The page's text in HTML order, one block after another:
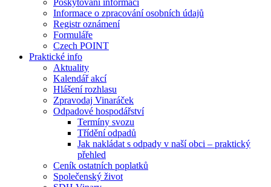
Poskytování informací
Informace o zpracování osobních údajů
Registr oznámení
Formuláře
Czech POINT
Praktické info
Aktuality
Kalendář akcí
Hlášení rozhlasu
Zpravodaj Vinaráček
Odpadové hospodářství
Termíny svozu
Třídění odpadů
Jak nakládat s odpady v naší obci – praktický
přehled
Ceník ostatních poplatků
Společenský život